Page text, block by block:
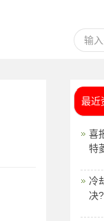
最近
喜
特
冷
决